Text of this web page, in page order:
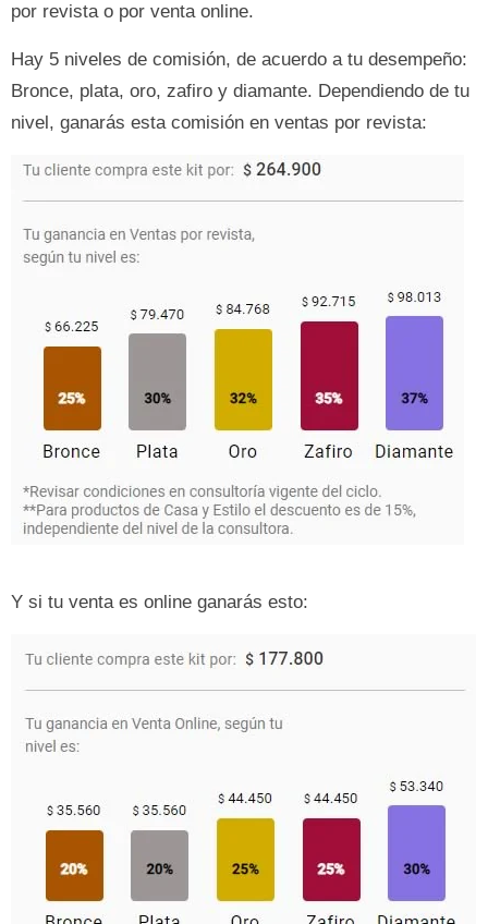
por revista o por venta online.
Hay 5 niveles de comisión, de acuerdo a tu desempeño:
Bronce, plata, oro, zafiro y diamante. Dependiendo de tu
nivel, ganarás esta comisión en ventas por revista:
Y si tu venta es online ganarás esto: